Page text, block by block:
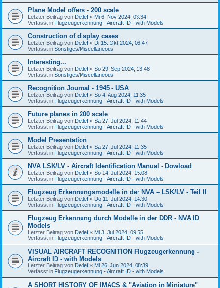
Plane Model offers - 200 scale
Letzter Beitrag von Detlef « Mi 6. Nov 2024, 03:34
Verfasst in Flugzeugerkennung - Aircraft ID - with Models
Construction of display cases
Letzter Beitrag von Detlef « Di 15. Okt 2024, 06:47
Verfasst in Sonstiges/Miscellaneous
Interesting...
Letzter Beitrag von Detlef « So 29. Sep 2024, 13:48
Verfasst in Sonstiges/Miscellaneous
Recognition Journal - 1945 - USA
Letzter Beitrag von Detlef « So 4. Aug 2024, 11:35
Verfasst in Flugzeugerkennung - Aircraft ID - with Models
Future planes in 200 scale
Letzter Beitrag von Detlef « Sa 27. Jul 2024, 11:44
Verfasst in Flugzeugerkennung - Aircraft ID - with Models
Model Presentation
Letzter Beitrag von Detlef « Sa 27. Jul 2024, 11:35
Verfasst in Flugzeugerkennung - Aircraft ID - with Models
NVA LSK/LV - Aircraft Identification Manual - Dowload
Letzter Beitrag von Detlef « So 14. Jul 2024, 15:08
Verfasst in Flugzeugerkennung - Aircraft ID - with Models
Flugzeug Erkennungsmodelle in der NVA – LSK/LV - Teil II
Letzter Beitrag von Detlef « Do 11. Jul 2024, 14:30
Verfasst in Flugzeugerkennung - Aircraft ID - with Models
Flugzeug Erkennung durch Modelle in der DDR - NVA ID
Models
Letzter Beitrag von Detlef « Mi 3. Jul 2024, 09:55
Verfasst in Flugzeugerkennung - Aircraft ID - with Models
VISUAL AIRCRAFT RECOGNITION Flugzeugerkennung -
Aircraft ID - with Models
Letzter Beitrag von Detlef « Mi 26. Jun 2024, 08:39
Verfasst in Flugzeugerkennung - Aircraft ID - with Models
A SHORT HISTORY OF IMACS & "Aviation in Miniature"